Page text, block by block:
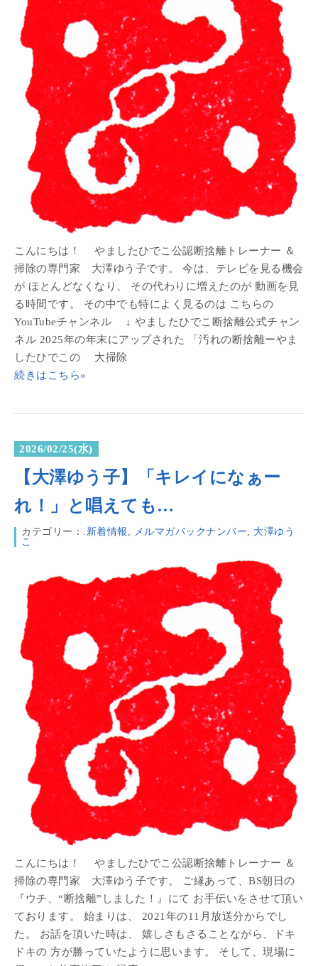
こんにちは！ やましたひでこ公認断捨離トレーナー ＆
掃除の専門家 大澤ゆう子です。 今は、テレビを見る機会
が ほとんどなくなり、 その代わりに増えたのが 動画を見
る時間です。 その中でも特によく見るのは こちらの
YouTubeチャンネル ↓ やましたひでこ断捨離公式チャン
ネル 2025年の年末にアップされた 「汚れの断捨離ーやま
したひでこの 大掃除
続きはこちら»
2026/02/25(水)
【大澤ゆう子】「キレイになぁー
れ！」と唱えても…
カテゴリー： .新着情報 , メルマガバックナンバー, 大澤ゆう
こ
こんにちは！ やましたひでこ公認断捨離トレーナー ＆
掃除の専門家 大澤ゆう子です。 ご縁あって、BS朝日の
『ウチ、“断捨離”しました！』にて お手伝いをさせて頂い
ております。 始まりは、 2021年の11月放送分からでし
た。 お話を頂いた時は、 嬉しさもさることながら、ドキ
ドキの 方が勝っていたように思います。 そして、現場に